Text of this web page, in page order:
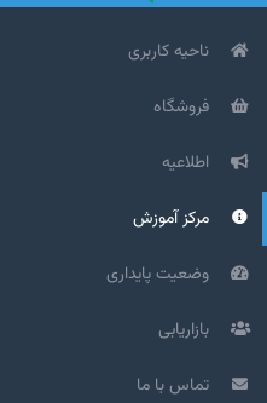
ناحیه کاربری
فروشگاه
اطلاعیه
مرکز آموزش
وضعیت پایداری
بازاریابی
تماس با ما